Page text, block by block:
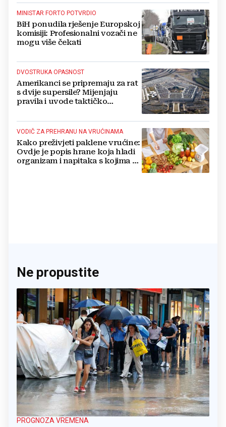
MINISTAR FORTO POTVRDIO
BiH ponudila rješenje Europskoj
komisiji: Profesionalni vozači ne
mogu više čekati
DVOSTRUKA OPASNOST
Amerikanci se pripremaju za rat
s dvije supersile? Mijenjaju
pravila i uvode taktičko
VODIČ ZA PREHRANU NA VRUĆINAMA
Kako preživjeti paklene vrućine:
Ovdje je popis hrane koja hladi
organizam i napitaka s kojima si
Ne propustite
PROGNOZA VREMENA